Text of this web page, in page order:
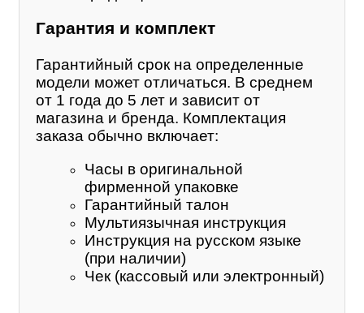
Гарантия и комплект
Гарантийный срок на определенные
модели может отличаться. В среднем
от 1 года до 5 лет и зависит от
магазина и бренда. Комплектация
заказа обычно включает:
Часы в оригинальной
фирменной упаковке
Гарантийный талон
Мультиязычная инструкция
Инструкция на русском языке
(при наличии)
Чек (кассовый или электронный)